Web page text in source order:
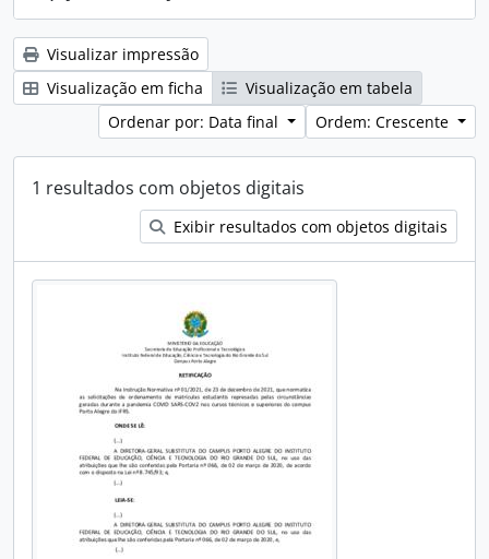
Visualizar impressão
Visualização em ficha
Visualização em tabela
Ordenar por: Data final
Ordem: Crescente
1 resultados com objetos digitais
Exibir resultados com objetos digitais